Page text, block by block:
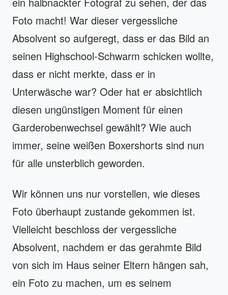
Foto macht! War dieser vergessliche
Absolvent so aufgeregt, dass er das Bild an
seinen Highschool-Schwarm schicken wollte,
dass er nicht merkte, dass er in
Unterwäsche war? Oder hat er absichtlich
diesen ungünstigen Moment für einen
Garderobenwechsel gewählt? Wie auch
immer, seine weißen Boxershorts sind nun
für alle unsterblich geworden.
Wir können uns nur vorstellen, wie dieses
Foto überhaupt zustande gekommen ist.
Vielleicht beschloss der vergessliche
Absolvent, nachdem er das gerahmte Bild
von sich im Haus seiner Eltern hängen sah,
ein Foto zu machen, um es seinem